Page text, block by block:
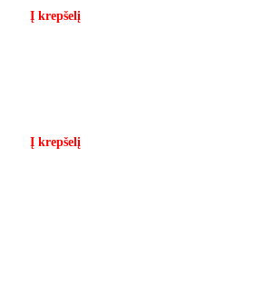
Į krepšelį
Į krepšelį